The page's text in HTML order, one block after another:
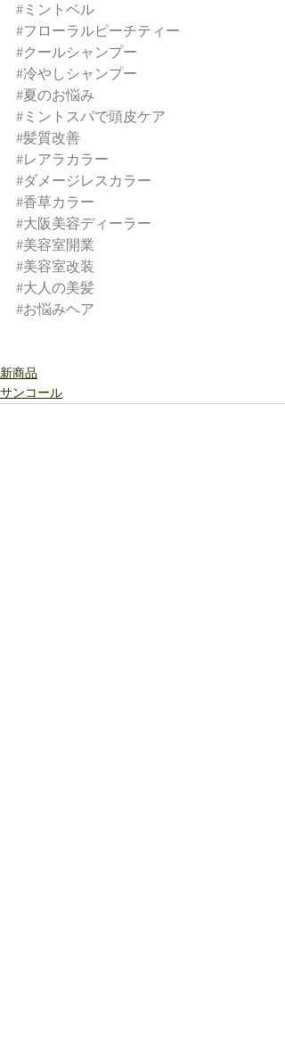
#ミントベル
#フローラルピーチティー
#クールシャンプー
#冷やしシャンプー
#夏のお悩み
#ミントスパで頭皮ケア
#髪質改善
#レアラカラー
#ダメージレスカラー
#香草カラー
#大阪美容ディーラー
#美容室開業
#美容室改装
#大人の美髪
#お悩みヘア
新商品
サンコール